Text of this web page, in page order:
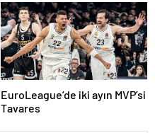
EuroLeague’de iki ayın MVP’si
Tavares